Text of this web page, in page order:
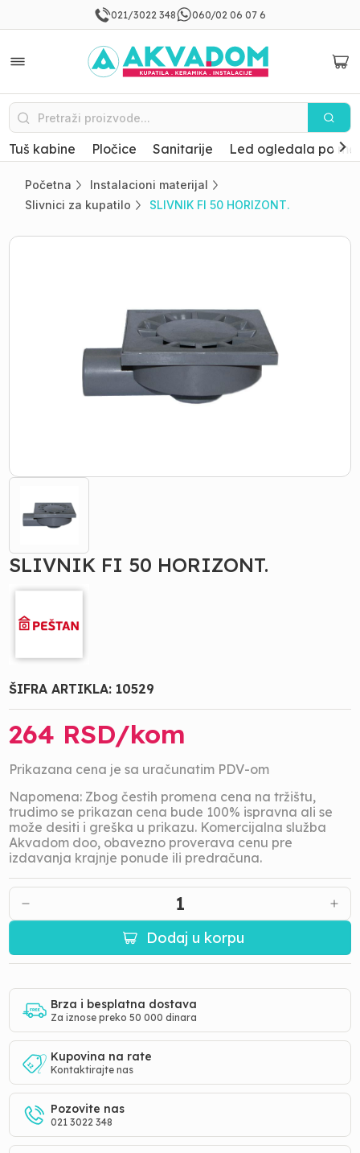
021/3022 348 060/02 06 07 6
Tuš kabine Pločice Sanitarije Led ogledala po
Početna
Instalacioni materijal
Slivnici za kupatilo
SLIVNIK FI 50 HORIZONT.
SLIVNIK FI 50 HORIZONT.
ŠIFRA ARTIKLA: 10529
264 RSD/kom
Prikazana cena je sa uračunatim PDV-om
Napomena: Zbog čestih promena cena na tržištu,
trudimo se prikazan cena bude 100% ispravna ali se
može desiti i greška u prikazu. Komercijalna služba
Akvadom doo, obavezno proverava cenu pre
izdavanja krajnje ponude ili predračuna.
1
Dodaj u korpu
Brza i besplatna dostava
Za iznose preko 50 000 dinara
Kupovina na rate
Kontaktirajte nas
Pozovite nas
021 3022 348